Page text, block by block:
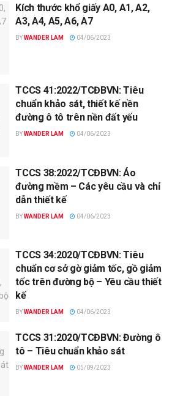
Kích thước khổ giấy A0, A1, A2,
A3, A4, A5, A6, A7
BYWANDER LAM 04/06/2023
TCCS 41:2022/TCĐBVN: Tiêu
chuẩn khảo sát, thiết kế nền
đường ô tô trên nền đất yếu
BYWANDER LAM 04/06/2023
TCCS 38:2022/TCĐBVN: Áo
đường mềm – Các yêu cầu và chỉ
dẫn thiết kế
BYWANDER LAM 04/06/2023
TCCS 34:2020/TCĐBVN: Tiêu
chuẩn cơ sở gờ giảm tốc, gồ giảm
tốc trên đường bộ – Yêu cầu thiết
kế
BYWANDER LAM 04/06/2023
TCCS 31:2020/TCĐBVN: Đường ô
tô – Tiêu chuẩn khảo sát
BYWANDER LAM 05/09/2023